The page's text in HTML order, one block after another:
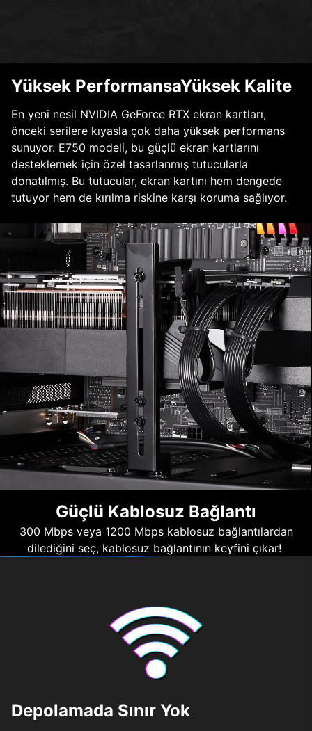
Yüksek PerformansaYüksek Kalite
En yeni nesil NVIDIA GeForce RTX ekran kartları,
önceki serilere kıyasla çok daha yüksek performans
sunuyor. E750 modeli, bu güçlü ekran kartlarını
desteklemek için özel tasarlanmış tutucularla
donatılmış. Bu tutucular, ekran kartını hem dengede
tutuyor hem de kırılma riskine karşı koruma sağlıyor.
Güçlü Kablosuz Bağlantı
300 Mbps veya 1200 Mbps kablosuz bağlantılardan
dilediğini seç, kablosuz bağlantının keyfini çıkar!
Depolamada Sınır Yok